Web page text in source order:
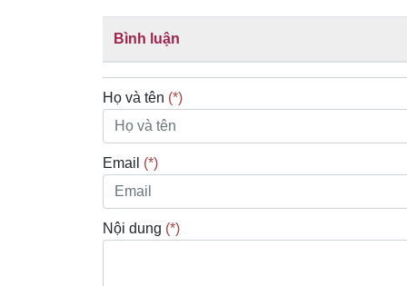
Bình luận
Họ và tên (*)
Email (*)
Nội dung (*)